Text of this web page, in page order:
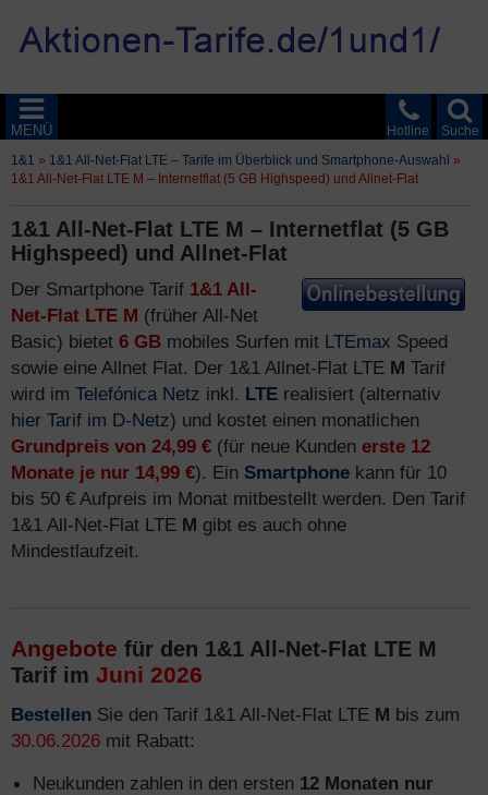
Suche
Hotline
MENÜ
1&1 » 1&1 All-Net-Flat LTE – Tarife im Überblick und Smartphone-Auswahl »
1&1 All-Net-Flat LTE M – Internetflat (5 GB Highspeed) und Allnet-Flat
1&1 All-Net-Flat LTE M – Internetflat (5 GB
Highspeed) und Allnet-Flat
Der Smartphone Tarif 1&1 All-
Net-Flat LTE M (früher All-Net
Basic) bietet 6 GB mobiles Surfen mit LTEmax Speed
sowie eine Allnet Flat. Der 1&1 Allnet-Flat LTE M Tarif
wird im Telefónica Netz inkl. LTE realisiert (alternativ
hier Tarif im D-Netz) und kostet einen monatlichen
Grundpreis von 24,99 € (für neue Kunden erste 12
Monate je nur 14,99 €). Ein Smartphone kann für 10
bis 50 € Aufpreis im Monat mitbestellt werden. Den Tarif
1&1 All-Net-Flat LTE M gibt es auch ohne
Mindestlaufzeit.
Angebote für den 1&1 All-Net-Flat LTE M
Tarif im Juni 2026
Bestellen Sie den Tarif 1&1 All-Net-Flat LTE M bis zum
30.06.2026 mit Rabatt:
Neukunden zahlen in den ersten 12 Monaten nur